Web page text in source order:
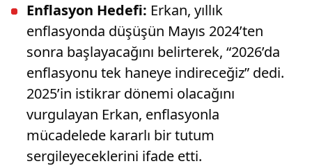
Enflasyon Hedefi: Erkan, yıllık
enflasyonda düşüşün Mayıs 2024’ten
sonra başlayacağını belirterek, “2026’da
enflasyonu tek haneye indireceğiz” dedi.
2025’in istikrar dönemi olacağını
vurgulayan Erkan, enflasyonla
mücadelede kararlı bir tutum
sergileyeceklerini ifade etti.